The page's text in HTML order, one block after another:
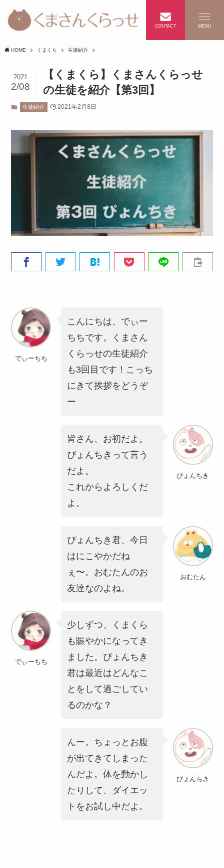
CONTACT MENU
HOME くまくら 生徒紹介
【くまくら】くまさんくらっせ
の生徒を紹介【第3回】
2021
2/08
生徒紹介 2021年2月8日
でぃーちち
こんにちは、でぃー
ちちです。くまさん
くらっせの生徒紹介
も3回目です！こっち
にきて挨拶をどうぞ
ー
ぴょんちき
皆さん、お初だよ。
ぴょんちきって言う
だよ。
これからよろしくだ
よ。
おむたん
ぴょんちき君、今日
はにこやかだね
ぇ〜。おむたんのお
友達なのよね。
でぃーちち
少しずつ、くまくら
も賑やかになってき
ました。ぴょんちき
君は最近はどんなこ
とをして過ごしてい
るのかな？
ぴょんちき
んー。ちょっとお腹
が出てきてしまった
んだよ。体を動かし
たりして、ダイエッ
トをお試し中だよ。